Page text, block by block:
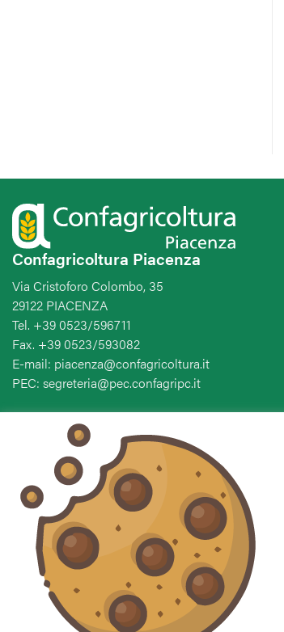
Confagricoltura Piacenza
Via Cristoforo Colombo, 35
29122 PIACENZA
Tel. +39 0523/596711
Fax. +39 0523/593082
E-mail: piacenza@confagricoltura.it
PEC: segreteria@pec.confagripc.it
Seguici sui social